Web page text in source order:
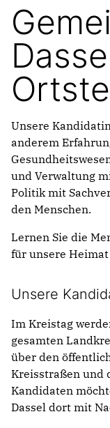
Unsere
anderem
und Verwaltung
Politik mit
den Menschen.
Lernen Sie die
für unsere
Unsere
Im Kreistag
gesamten
über den
Kreisstraßen und
Kandidaten
Dassel dort mit